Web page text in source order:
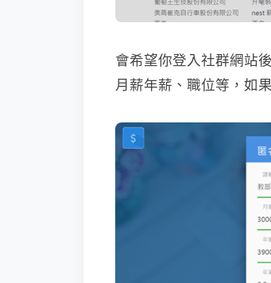
會希望你登入社群網站
月薪年薪、職位等，如